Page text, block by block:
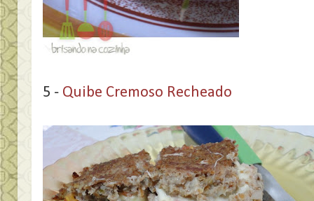
5 - Quibe Cremoso Recheado